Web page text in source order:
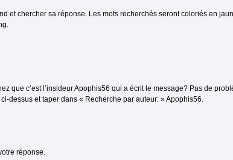
et chercher sa réponse. Les mots recherchés seront coloriés en
que c’est l’insideur Apophis56 qui a écrit le message? Pas de
dessus et taper dans « Recherche par auteur: » Apophis56.
réponse.